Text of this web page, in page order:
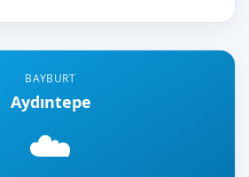
BAYBURT
Aydıntepe
☁️